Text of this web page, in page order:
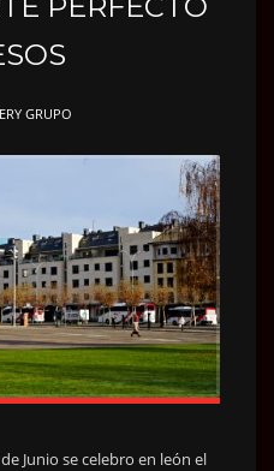
GRUPO
Junio se celebro en león el